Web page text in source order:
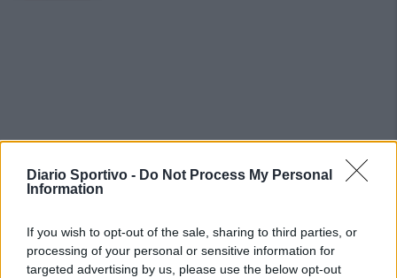
Diario Sportivo - Do Not Process My Personal
Information
If you wish to opt-out of the sale, sharing to third parties, or
processing of your personal or sensitive information for
targeted advertising by us, please use the below opt-out